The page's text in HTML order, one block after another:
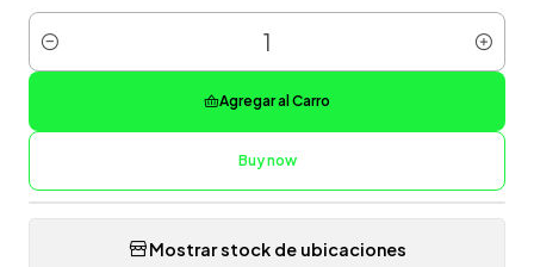
Cantidad
Agregar al Carro
Buy now
Mostrar stock de ubicaciones